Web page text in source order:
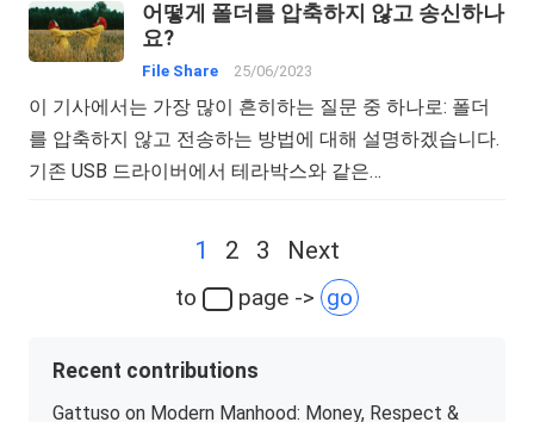
어떻게 폴더를 압축하지 않고 송신하나
요?
File Share 25/06/2023
이 기사에서는 가장 많이 흔히하는 질문 중 하나로: 폴더
를 압축하지 않고 전송하는 방법에 대해 설명하겠습니다.
기존 USB 드라이버에서 테라박스와 같은…
1 2 3 Next
to page -> go
Recent contributions
Gattuso on Modern Manhood: Money, Respect &